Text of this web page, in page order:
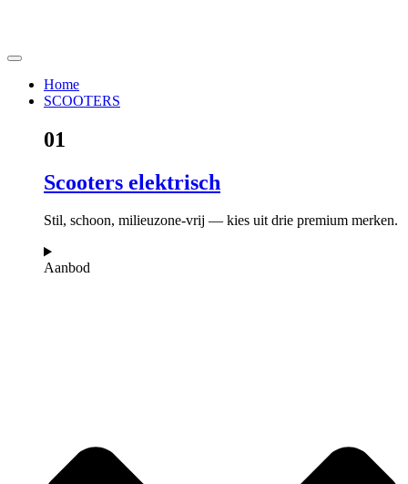
Home
SCOOTERS
01
Scooters elektrisch
Stil, schoon, milieuzone-vrij — kies uit drie premium merken.
Aanbod